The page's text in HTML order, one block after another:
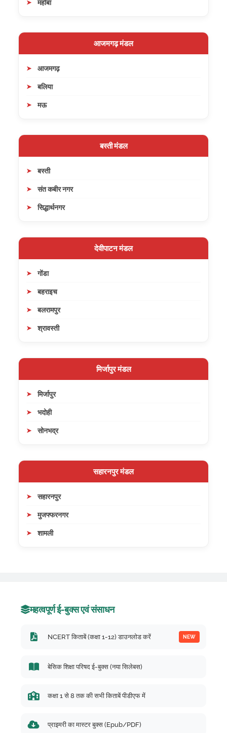
महोबा
आजमगढ़ मंडल
आजमगढ़
बलिया
मऊ
बस्ती मंडल
बस्ती
संत कबीर नगर
सिद्धार्थनगर
देवीपाटन मंडल
गोंडा
बहराइच
बलरामपुर
श्रावस्ती
मिर्जापुर मंडल
मिर्जापुर
भदोही
सोनभद्र
सहारनपुर मंडल
सहारनपुर
मुजफ्फरनगर
शामली
महत्वपूर्ण ई-बुक्स एवं संसाधन
NCERT किताबें (कक्षा 1-12) डाउनलोड करें NEW
बेसिक शिक्षा परिषद ई-बुक्स (नया सिलेबस)
कक्षा 1 से 8 तक की सभी किताबें पीडीएफ में
प्राइमरी का मास्टर बुक्स (Epub/PDF)